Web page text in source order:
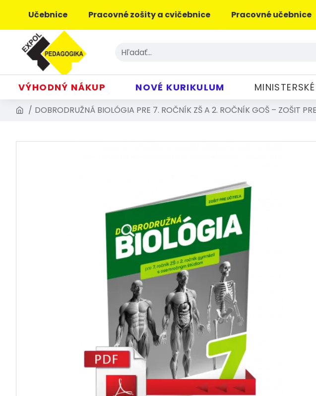
Učebnice Pracovné zošity a cvičebnice Pracovné učebnice
VÝHODNÝ NÁKUP NOVÉ KURIKULUM
DOBRODRUŽNÁ BIOLÓGIA PRE 7. ROČNÍK ZŠ A 2. ROČNÍK GOŠ – ZOŠIT